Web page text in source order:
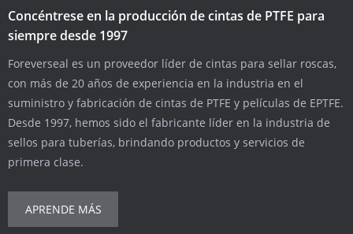
Concéntrese en la producción de cintas de PTFE para
siempre desde 1997
Foreverseal es un proveedor líder de cintas para sellar roscas,
con más de 20 años de experiencia en la industria en el
suministro y fabricación de cintas de PTFE y películas de EPTFE.
Desde 1997, hemos sido el fabricante líder en la industria de
sellos para tuberías, brindando productos y servicios de
primera clase.
APRENDE MÁS